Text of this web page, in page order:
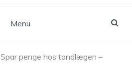
Menu
Spar penge hos tandlægen –